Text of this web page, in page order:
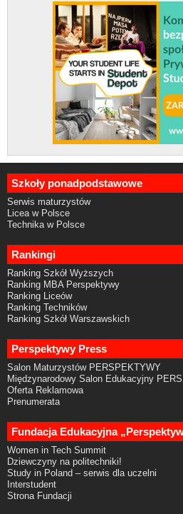
Szkoły ponadpodstawowe
Serwis maturzystów
Licea w Polsce
Technika w Polsce
Rankingi
Ranking Szkół Wyższych
Ranking MBA Perspektywy
Ranking Liceów
Ranking Techników
Ranking Szkół Warszawskich
Perspektywy Press
Salon Maturzystów PERSPEKTYWY
Międzynarodowy Salon Edukacyjny
Oferta Reklamowa
Prenumerata
Fundacja Edukacyjna
Women in Tech Summit
Dziewczyny na politechniki!
Study in Poland – serwis dla uczelni
Interstudent
Strona Fundacji